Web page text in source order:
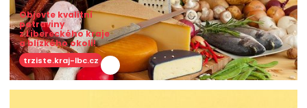
Objevte kvalitní
potraviny
z Libereckého kraje
a blízkého okolí!
trziste.kraj-lbc.cz